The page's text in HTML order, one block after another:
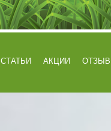
СТАТЬИ АКЦИИ